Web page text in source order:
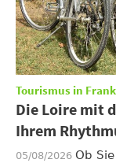
Tourismus in
Die Loire mit
Ihrem
05/08/2026 Ob